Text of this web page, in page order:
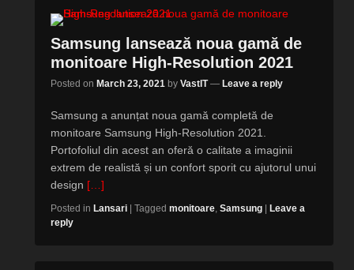
Samsung lansează noua gamă de
monitoare High-Resolution 2021
Posted on March 23, 2021 by VastIT — Leave a reply
Samsung a anunțat noua gamă completă de
monitoare Samsung High-Resolution 2021.
Portofoliul din acest an oferă o calitate a imaginii
extrem de realistă și un confort sporit cu ajutorul unui
design […]
Posted in Lansari Tagged monitoare, Samsung
Leave a
reply